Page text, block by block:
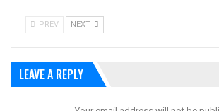
PREV NEXT
LEAVE A REPLY